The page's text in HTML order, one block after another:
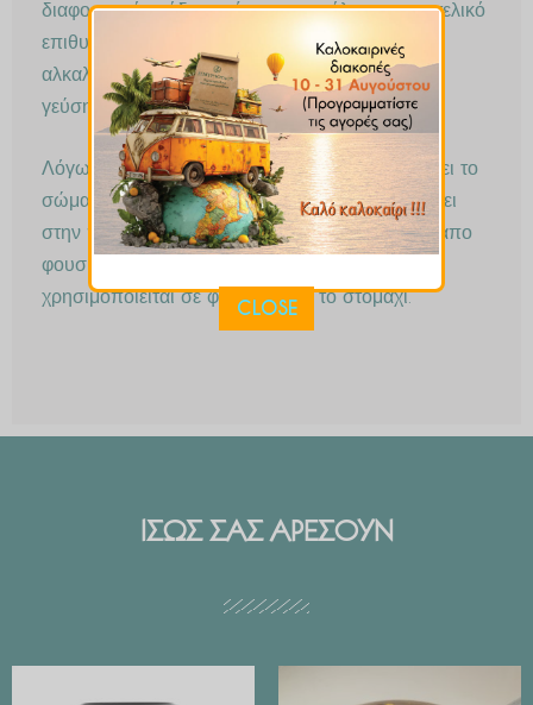
διαφορετικά στάδια ωρίμανσης ανάλογα με το τελικό
επιθυμητό αποτέλεσμα του καλλιεργητή. Η
αλκαλοειδής πιπερίνη ευθύνεται για την καυτή
γεύση του.
Λόγω της πικάντικης γεύσης το πιπέρι θερμαίνει το
σώμα, ενδυναμώνει τον μεταβολισμό και βοηθάει
στην πέψη. Αυξάνει την όρεξη και ανακουφίζει απο
φουσκώματα. Η πιπερίνη που περιέχει
χρησιμοποιείται σε φάρμακα για το στομάχι.
ΙΣΩΣ ΣΑΣ ΑΡΕΣΟΥΝ
range:
CLOSE